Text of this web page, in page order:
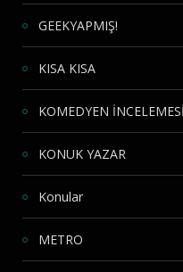
GEEKYAPMIŞ!
KISA KISA
KOMEDYEN İNCELEMESİ
KONUK YAZAR
Konular
METRO